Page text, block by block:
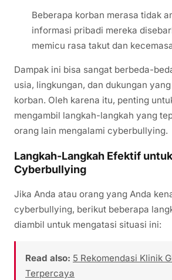
Beberapa korban merasa tidak
informasi pribadi mereka
memicu rasa takut dan
Dampak ini bisa sangat berbeda-
usia, lingkungan, dan dukungan
korban. Oleh karena itu, penting
mengambil langkah-langkah yang
orang lain mengalami cyberbullying.
Langkah-Langkah Efektif
Cyberbullying
Jika Anda atau orang yang Anda
cyberbullying, berikut beberapa
diambil untuk mengatasi situasi ini:
Read also: 5 Rekomendasi Klinik
Terpercaya